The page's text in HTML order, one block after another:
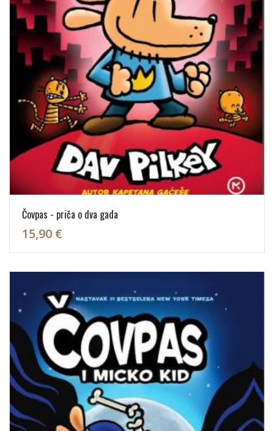
Čovpas - priča o dva gada
15,90 €